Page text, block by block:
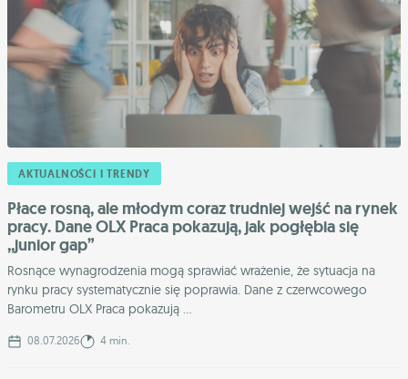
AKTUALNOŚCI I TRENDY
Płace rosną, ale młodym coraz trudniej wejść na rynek
pracy. Dane OLX Praca pokazują, jak pogłębia się
,,junior gap”
Rosnące wynagrodzenia mogą sprawiać wrażenie, że sytuacja na
rynku pracy systematycznie się poprawia. Dane z czerwcowego
Barometru OLX Praca pokazują ...
08.07.2026 4 min.